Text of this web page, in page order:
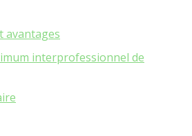
avantages
interprofessionnel de